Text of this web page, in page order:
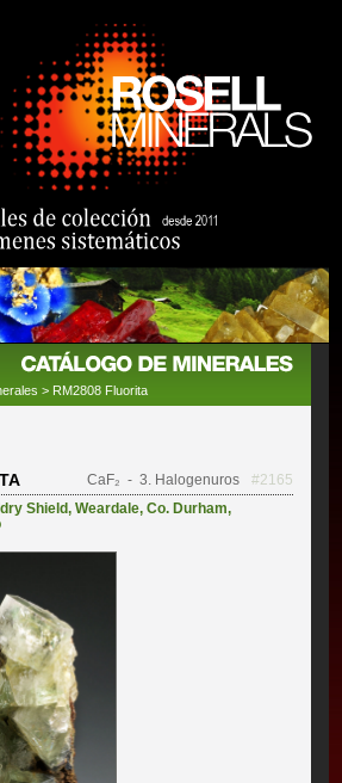
> RM2808 Fluorita
CaF₂ - 3. Halogenuros
#2165
Shield,Weardale,Co. Durham,